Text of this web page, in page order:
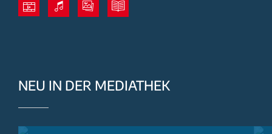
NEU IN DER MEDIATHEK